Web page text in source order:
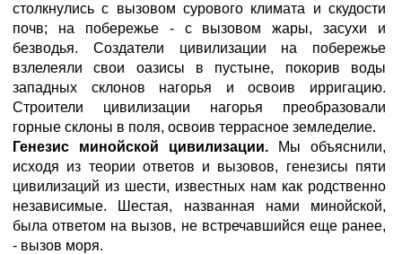
столкнулись с вызовом сурового климата и скудости
почв; на побережье - с вызовом жары, засухи и
безводья. Создатели цивилизации на побережье
взлелеяли свои оазисы в пустыне, покорив воды
западных склонов нагорья и освоив ирригацию.
Строители цивилизации нагорья преобразовали
горные склоны в поля, освоив террасное земледелие.
Генезис минойской цивилизации.
Мы объяснили,
исходя из теории ответов и вызовов, генезисы пяти
цивилизаций из шести, известных нам как родственно
независимые. Шестая, названная нами минойской,
была ответом на вызов, не встречавшийся еще ранее,
- вызов моря.